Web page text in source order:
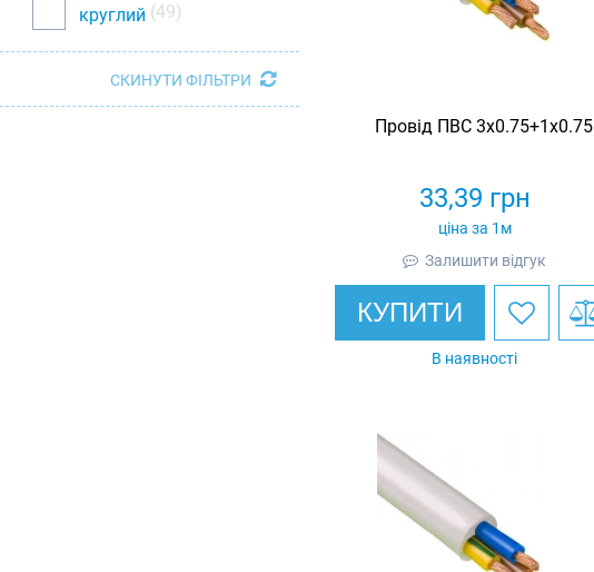
круглий (49)
СКИНУТИ ФІЛЬТРИ
Провід ПВС 3х0.75+1х0.75
33,39 грн
ціна за 1м
Залишити відгук
КУПИТИ
В наявності